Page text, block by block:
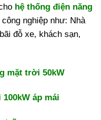
hệ thống điện năng
nghiệp như: Nhà
đỗ xe, khách sạn,
mặt trời 50kW
áp mái